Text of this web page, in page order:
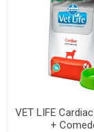
VET LIFE
+